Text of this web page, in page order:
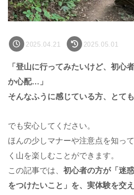
2025.04.21 2025.05.01
「登山に行ってみたいけど、初心
か心配…」
そんなふうに感じている方、とても
でも安心してください。
ほんの少しマナーや注意点を知っ
く山を楽しむことができます。
この記事では、 初心者の方が「迷
をつけたいこと」を、実体験を交